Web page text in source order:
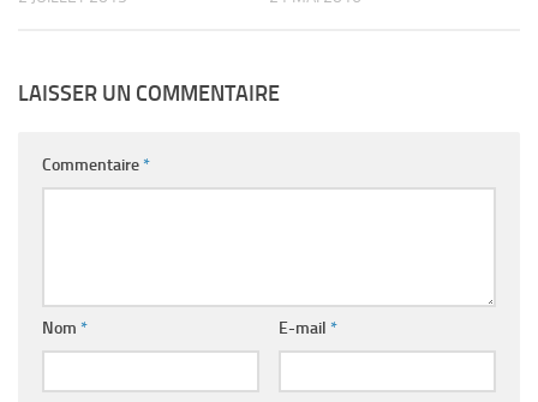
LAISSER UN COMMENTAIRE
Commentaire*
Nom * E-mail *